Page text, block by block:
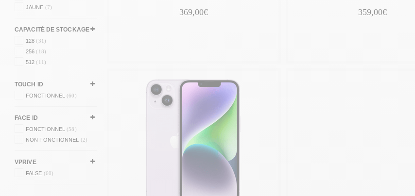
JAUNE (7)
CAPACITÉ DE STOCKAGE
128(31)
256(18)
512(11)
TOUCH ID
FONCTIONNEL(60)
FACE ID
FONCTIONNEL(58)
NON FONCTIONNEL (2)
VPRIVE
FALSE (60)
369,00€ 359,00€